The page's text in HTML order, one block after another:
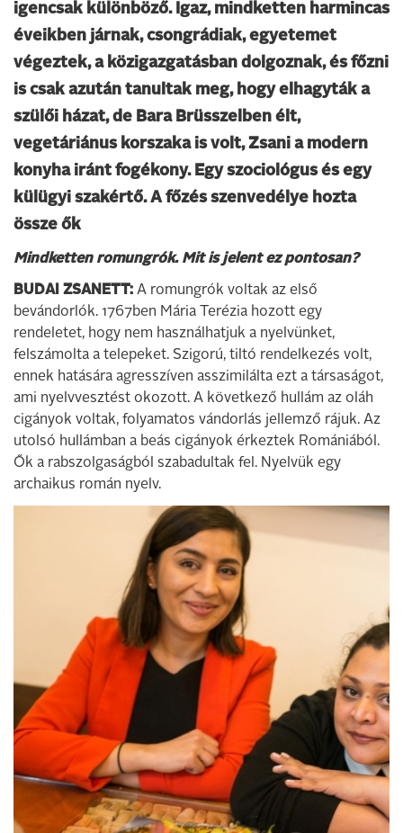
igencsak különböző. Igaz, mindketten harmincas
éveikben járnak, csongrádiak, egyetemet
végeztek, a közigazgatásban dolgoznak, és főzni
is csak azután tanultak meg, hogy elhagyták a
szülői házat, de Bara Brüsszelben élt,
vegetáriánus korszaka is volt, Zsani a modern
konyha iránt fogékony. Egy szociológus és egy
külügyi szakértő. A főzés szenvedélye hozta
össze ők
Mindketten romungrók. Mit is jelent ez pontosan?
BUDAI ZSANETT: A romungrók voltak az első
bevándorlók. 1767ben Mária Terézia hozott egy
rendeletet, hogy nem használhatjuk a nyelvünket,
felszámolta a telepeket. Szigorú, tiltó rendelkezés volt,
ennek hatására agresszíven asszimilálta ezt a társaságot,
ami nyelvvesztést okozott. A következő hullám az oláh
cigányok voltak, folyamatos vándorlás jellemző rájuk. Az
utolsó hullámban a beás cigányok érkeztek Romániából.
Ők a rabszolgaságból szabadultak fel. Nyelvük egy
archaikus román nyelv.